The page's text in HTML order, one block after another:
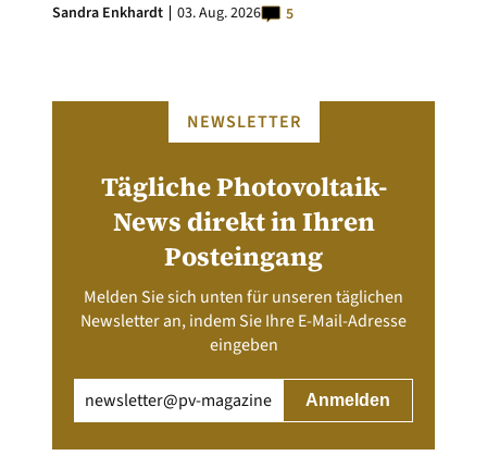
Sandra Enkhardt 03. Aug. 2026 5
NEWSLETTER
Tägliche Photovoltaik-
News direkt in Ihren
Posteingang
Melden Sie sich unten für unseren täglichen
Newsletter an, indem Sie Ihre E-Mail-Adresse
eingeben
(erforderlich)